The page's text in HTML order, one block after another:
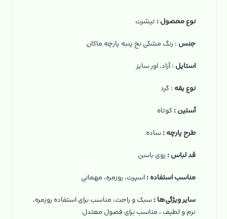
نوع محصول : تیشرت
جنس : رنگ مشکی نخ‌ پنبه پارچه ماکان
استایل : آزاد، اور سایز
نوع یقه : گرد
آستین : کوتاه
طرح پارچه :ساده
قد لباس : روی باسن
مناسب استفاده :اسپرت، روزمره، مهمانی
سایر ویژگی‌ها :سبک و راحت، مناسب برای استفاده روزمره،
نرم و لطیف ، مناسب برای فصول معتدل